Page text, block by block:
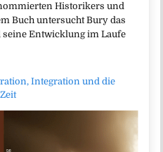
Historikers und
Buch untersucht Bury das
Entwicklung im Laufe
Integration und die